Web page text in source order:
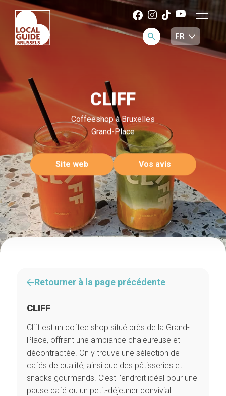
CLIFF
Coffeeshop à Bruxelles
Grand-Place
Site web Vos avis
Retourner à la page précédente
CLIFF
Cliff est un coffee shop situé près de la Grand-
Place, offrant une ambiance chaleureuse et
décontractée. On y trouve une sélection de
cafés de qualité, ainsi que des pâtisseries et
snacks gourmands. C’est l’endroit idéal pour une
pause café ou un petit-déjeuner convivial.